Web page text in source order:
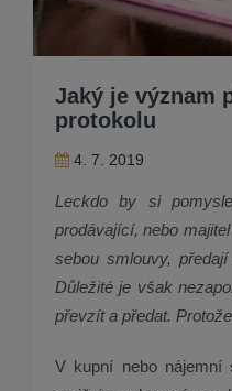
Jaký je význam
protokolu
4. 7. 2019
Leckdo by si
prodávající, nebo
sebou smlouvy,
Důležité je však
převzít a předat.
V kupní nebo nájemní